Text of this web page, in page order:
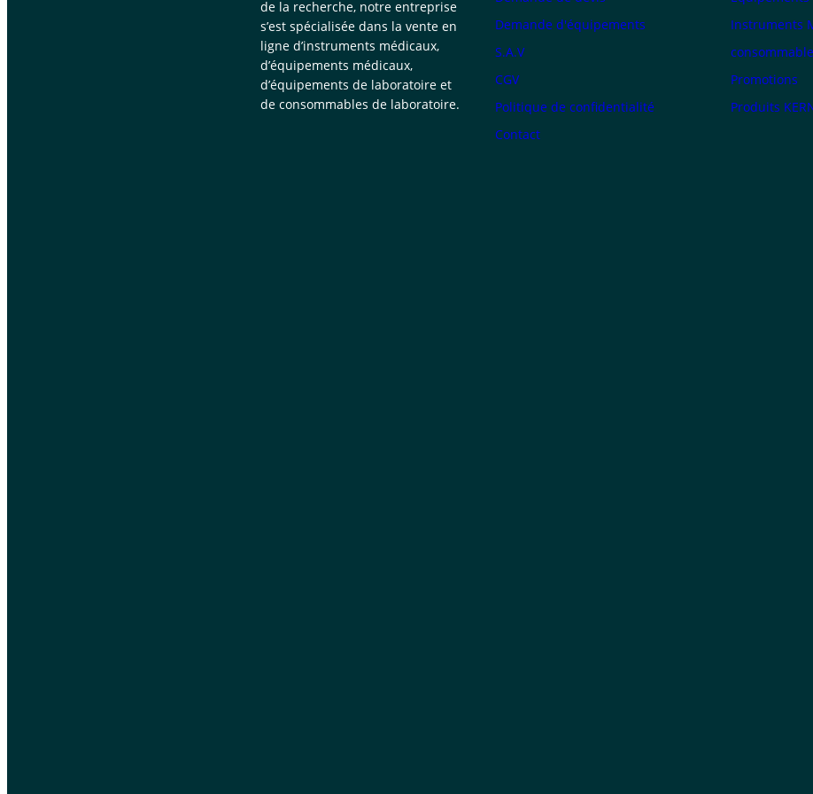
de la recherche, notre entreprise
s’est spécialisée dans la vente en
ligne d’instruments médicaux,
d’équipements médicaux,
d’équipements de laboratoire et
de consommables de laboratoire.
Demande d'équipements
S.A.V
CGV
Politique de confidentialité
Contact
Instruments
Promotions
Produits